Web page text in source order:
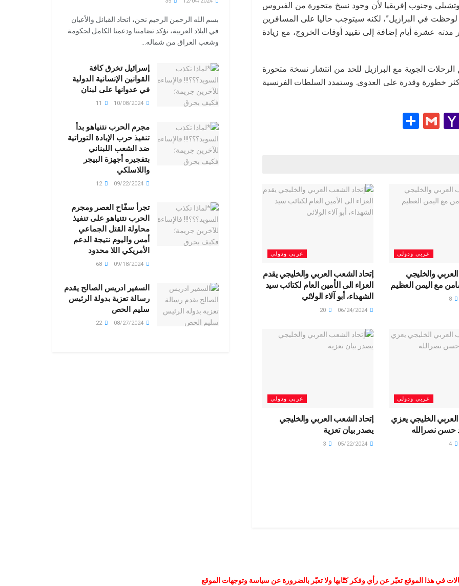
وجنوب إفريقيا لأن وجود نسخ متحورة من الفيروس
لوحظت في البرازيل”، لكنه سيتوجب حاليا على المسافرين
عشرة أيام إضافة إلى تقييد أوقات الخروج، مع زيادة
الجوية مع البرازيل للحد من انتشار نسخة متحورة
أطلِق عليها اسم “بي 1” تُعتبر أكثر خطورة وقدرة على العدوى. وستمدد السلطات الفرنسية
T
Y
o
M
G
عربي ودولي
والخليجي
مع اليمن العظيم
عربي ودولي
إتحاد الشعب العربي والخليجي يقدم
العزاء الى الأمين العام لكتائب سيد
الشهداء، أبو آلاء الولائي
06/24/2024
20
عربي ودولي
الخليجي يعزي
حسن نصرالله
عربي ودولي
إتحاد الشعب العربي والخليجي
يصدر بيان تعزية
05/22/2024
3
بسم الله الرحمن الرحيم نحن، اتحاد القبائل والأعيان
في البلاد العربية، نؤكد تضامننا ودعمنا الكامل لحكومة
وشعب العراق من شماله...
إسرائيل تخرق كافة
القوانين الإنسانية الدولية
في عدوانها على لبنان
مجرم الحرب نتنياهو بدأ
تنفيذ حرب الإبادة التوراتية
ضد الشعب اللبناني
بتفجيره أجهزة البيجر
واللاسلكي
تجرأ سفّاح العصر ومجرم
الحرب نتنياهو على تنفيذ
محاولة القتل الجماعي
أمس واليوم نتيجة الدعم
الأمريكي اللا محدود
السفير ادريس الصالح يقدم
رسالة تعزية بدولة الرئيس
سليم الحص
في هذا الموقع تعبّر عن رأي وفكر كتّابها ولا تعبّر بالضرورة عن سياسة وتوجهات الموقع